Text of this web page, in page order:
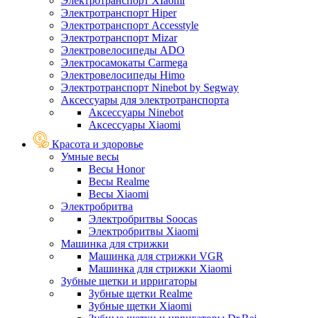
Электротранспорт Hiper
Электротранспорт Accesstyle
Электротранспорт Mizar
Электровелосипеды ADO
Электросамокаты Carmega
Электровелосипеды Himo
Электротранспорт Ninebot by Segway
Аксессуары для электротранспорта
Аксессуары Ninebot
Аксессуары Xiaomi
Красота и здоровье
Умные весы
Весы Honor
Весы Realme
Весы Xiaomi
Электробритва
Электробритвы Soocas
Электробритвы Xiaomi
Машинка для стрижки
Машинка для стрижки VGR
Машинка для стрижки Xiaomi
Зубные щетки и ирригаторы
Зубные щетки Realme
Зубные щетки Xiaomi